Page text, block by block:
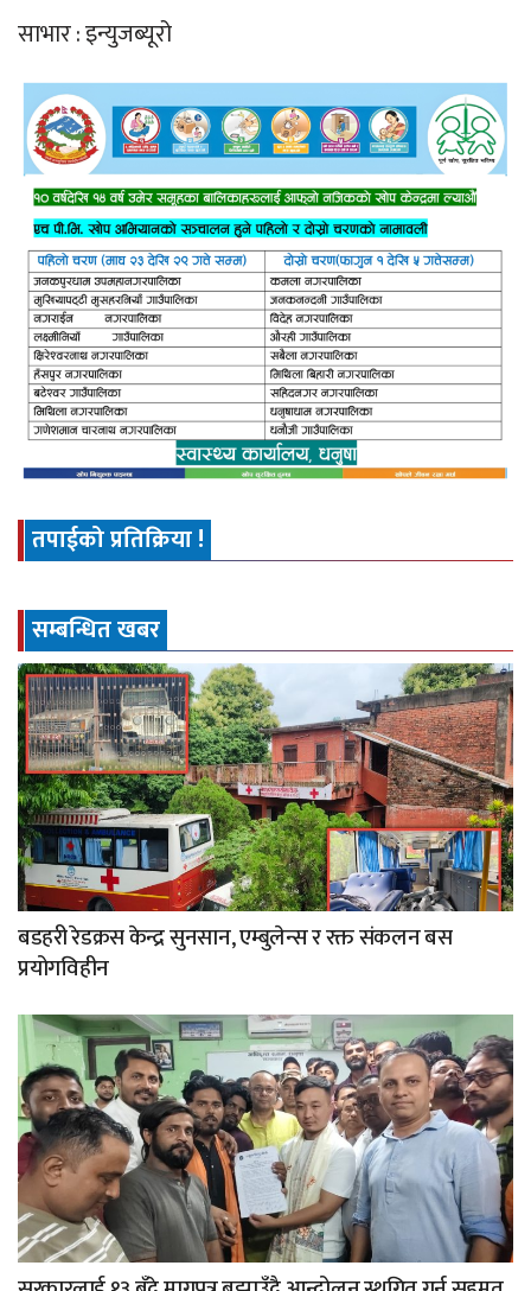
साभार : इन्युजब्यूरो
तपाईको प्रतिक्रिया !
सम्बन्धित खबर
बडहरी रेडक्रस केन्द्र सुनसान, एम्बुलेन्स र रक्त संकलन बस
प्रयोगविहीन